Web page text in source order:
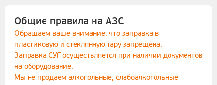
Общие правила на АЗС
Обращаем ваше внимание, что заправка в
пластиковую и стеклянную тару запрещена.
Заправка СУГ осуществляется при наличии документов
на оборудование.
Мы не продаем алкогольные, слабоалкогольные